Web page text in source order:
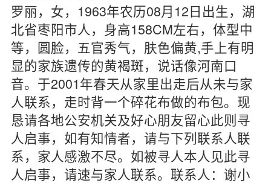
罗丽，女，1963年农历08月12日出生，湖
北省枣阳市人，身高158CM左右，体型中
等，圆脸，五官秀气，肤色偏黄,手上有明
显的家族遗传的黄褐斑，说话像河南口
音。于2001年春天从家里出走后从未与家
人联系，走时背一个碎花布做的布包。现
恳请各地公安机关及好心朋友留心此则寻
人启事，如有知情者，请与下列联系人联
系，家人感激不尽。如被寻人本人见此寻
人启事，请速与家人联系。联系人：谢小